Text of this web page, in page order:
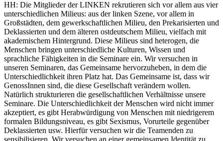
HH: Die Mitglieder der LINKEN rekrutieren sich vor allem aus vier
unterschiedlichen Milieus: aus der linken Szene, vor allem in
Großstädten, dem gewerkschaftlichen Milieu, den Prekarisierten und
Deklassierten und dem älteren ostdeutschem Milieu, vielfach mit
akademischem Hintergrund. Diese Milieus sind heterogen, die
Menschen bringen unterschiedliche Kulturen, Wissen und
sprachliche Fähigkeiten in die Seminare ein. Wir versuchen in
unseren Seminaren, das Gemeinsame hervorzuheben, in dem die
Unterschiedlichkeit ihren Platz hat. Das Gemeinsame ist, dass wir
GenossInnen sind, die diese Gesellschaft verändern wollen.
Natürlich strukturieren die gesellschaftlichen Verhältnisse unsere
Seminare. Die Unterschiedlichkeit der Menschen wird nicht immer
akzeptiert, es gibt Herabwürdigung von Menschen mit niedrigerem
formalen Bildungsniveau, es gibt Sexismus, Vorurteile gegenüber
Deklassierten usw. Hierfür versuchen wir die Teamenden zu